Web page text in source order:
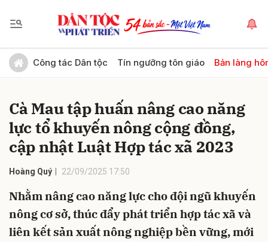
Công tác Dân tộc Tín ngưỡng tôn giáo Bản làng
Cà Mau tập huấn nâng cao năng
lực tổ khuyến nông cộng đồng,
cập nhật Luật Hợp tác xã 2023
Hoàng Quý 22/09/2025 17:50
Nhằm nâng cao năng lực cho đội ngũ khuyến
nông cơ sở, thúc đẩy phát triển hợp tác xã và
liên kết sản xuất nông nghiệp bền vững, mới
Gửi bình luận